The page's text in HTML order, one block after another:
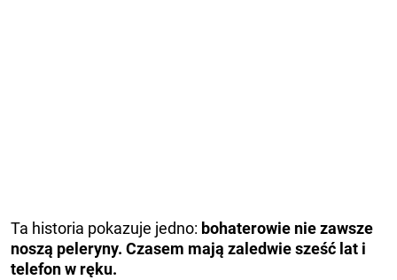
Ta historia pokazuje jedno: bohaterowie nie zawsze
noszą peleryny. Czasem mają zaledwie sześć lat i
telefon w ręku.